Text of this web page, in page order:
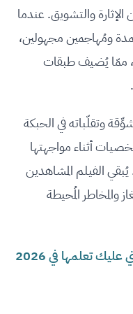
والتشويق. عندما
ومُهاجمين مجهولين،
ممّا يُضيف طبقات
وتقلّباته في الحبكة
أثناء مواجهتها
يُبقي الفيلم المشاهدين
المُحيطة
تعلمها في 2026